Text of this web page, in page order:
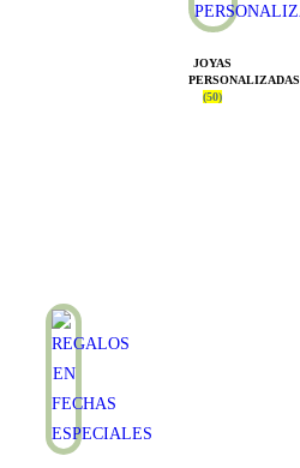
JOYAS
PERSONALIZADAS
(50)